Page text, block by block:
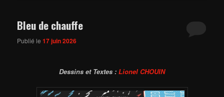
Bleu de chauffe
Publié le17 juin 2026
Dessins et Textes : Lionel CHOUIN